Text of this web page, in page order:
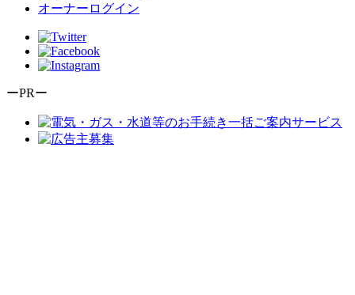
オーナーログイン
ーPRー